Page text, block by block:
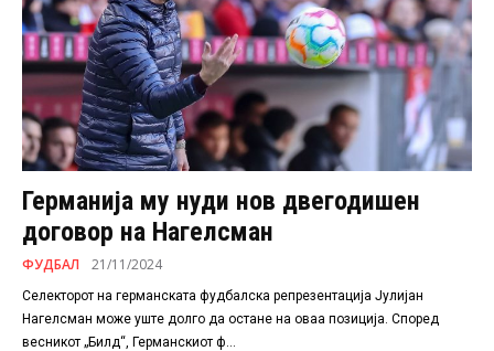
Германија му нуди нов двегодишен
договор на Нагелсман
ФУДБАЛ 21/11/2024
Селекторот на германската фудбалска репрезентација Јулијан
Нагелсман може уште долго да остане на оваа позиција. Според
весникот „Билд“, Германскиот ф...